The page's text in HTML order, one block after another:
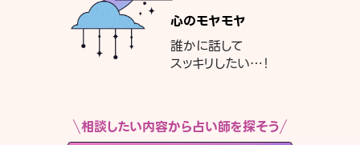
心のモヤモヤ
誰かに話して
スッキリしたい…！
相談したい内容から占い師を探そう